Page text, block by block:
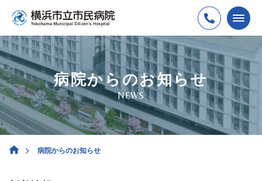
病院からのお知らせ
NEWS
病院からのお知らせ